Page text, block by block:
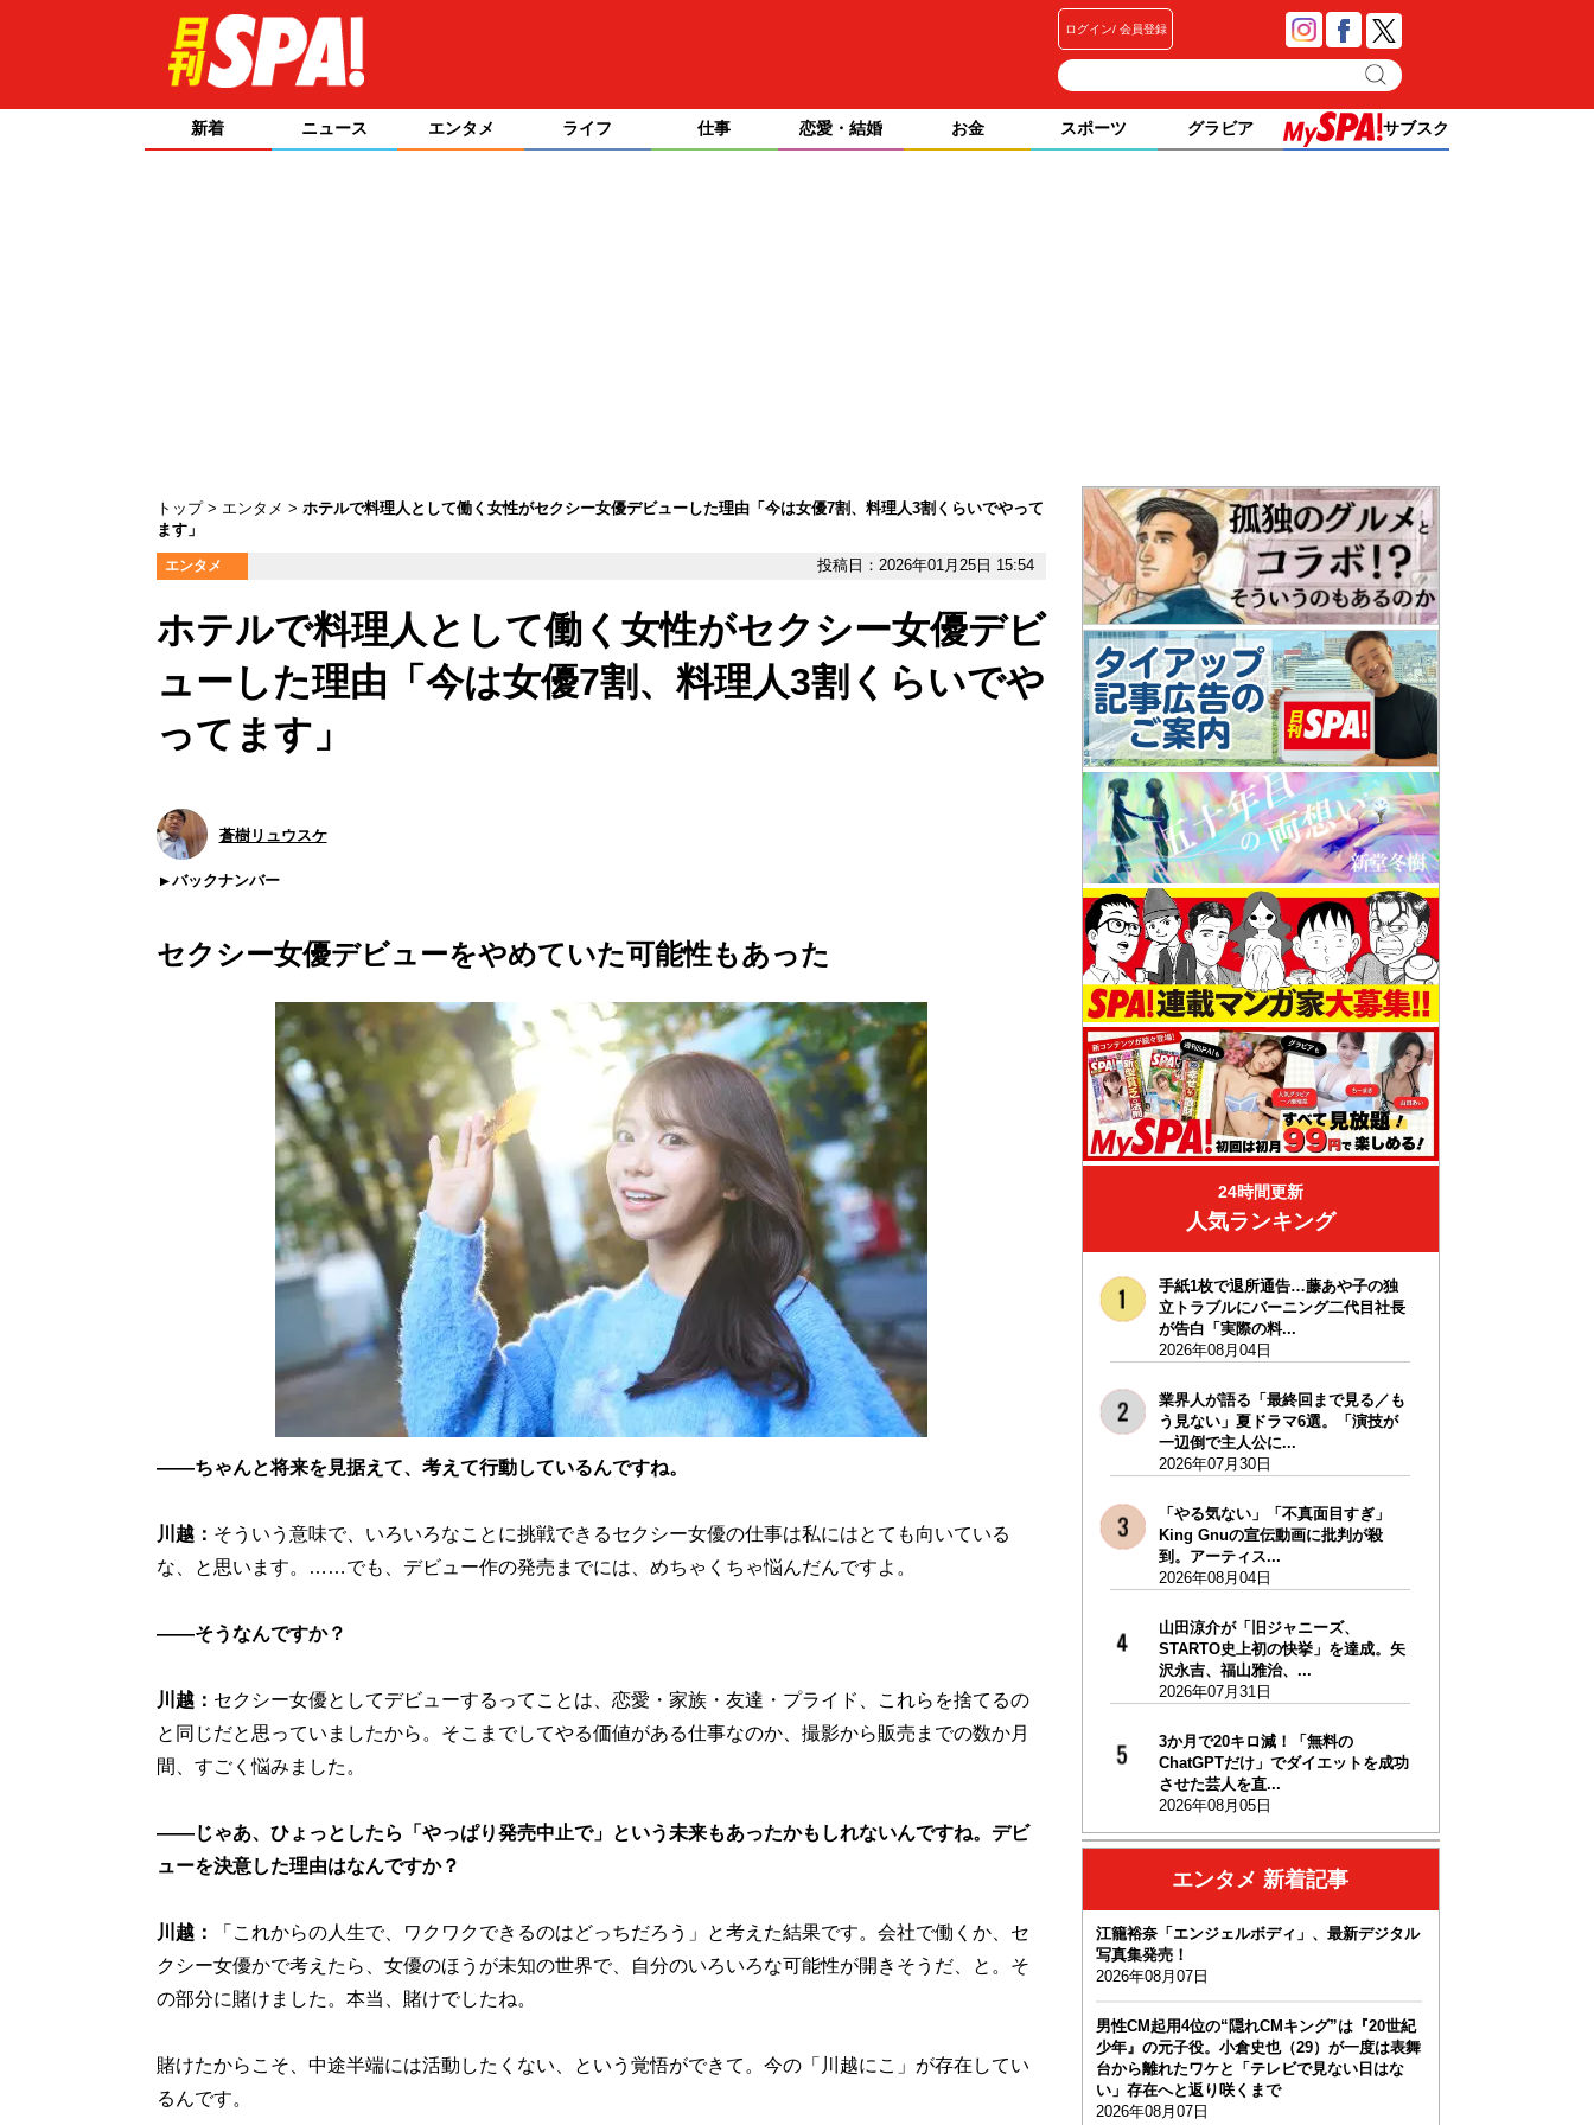
ログイン 会員登録
新着 ニュース エンタメ ライフ 仕事 恋愛・結婚 お金 スポーツ グラビア サブスク
トップ エンタメ
ホテルで料理人として働く女性がセクシー女優デビューした理由「今は女優7割、料理人3割くらいでやって
ます」
エンタメ 投稿日：2026年01月25日 15:54
ホテルで料理人として働く女性がセクシー女優デビ
ューした理由「今は女優7割、料理人3割くらいでや
ってます」
蒼樹リュウスケ
バックナンバー
セクシー女優デビューをやめていた可能性もあった
――ちゃんと将来を見据えて、考えて行動しているんですね。
川越： そういう意味で、いろいろなことに挑戦できるセクシー女優の仕事は私にはとても向いている
な、と思います。……でも、デビュー作の発売までには、めちゃくちゃ悩んだんですよ。
――そうなんですか？
川越： セクシー女優としてデビューするってことは、恋愛・家族・友達・プライド、これらを捨てるの
と同じだと思っていましたから。そこまでしてやる価値がある仕事なのか、撮影から販売までの数か月
間、すごく悩みました。
――じゃあ、ひょっとしたら「やっぱり発売中止で」という未来もあったかもしれないんですね。デビ
ューを決意した理由はなんですか？
川越：
「これからの人生で、ワクワクできるのはどっちだろう」と考えた結果です。会社で働くか、セ
クシー女優かで考えたら、女優のほうが未知の世界で、自分のいろいろな可能性が開きそうだ、と。そ
の部分に賭けました。本当、賭けでしたね。
賭けたからこそ、中途半端には活動したくない、という覚悟ができて。今の「川越にこ」が存在してい
るんです。
24時間更新
人気ランキング
手紙1枚で退所通告…藤あや子の独
立トラブルにバーニング二代目社長
が告白「実際の料...
2026年08月04日
業界人が語る「最終回まで見る／も
う見ない」夏ドラマ6選。「演技が
一辺倒で主人公に...
2026年07月30日
「やる気ない」「不真面目すぎ」
King Gnuの宣伝動画に批判が殺
到。アーティス...
2026年08月04日
山田涼介が「旧ジャニーズ、
STARTO史上初の快挙」を達成。矢
沢永吉、福山雅治、...
2026年07月31日
3か月で20キロ減！「無料の
ChatGPTだけ」でダイエットを成功
させた芸人を直...
2026年08月05日
エンタメ 新着記事
江籠裕奈「エンジェルボディ」、最新デジタル
写真集発売！
2026年08月07日
男性CM起用4位の“隠れCMキング”は『20世紀
少年』の元子役。小倉史也（29）が一度は表舞
台から離れたワケと「テレビで見ない日はな
い」存在へと返り咲くまで
2026年08月07日